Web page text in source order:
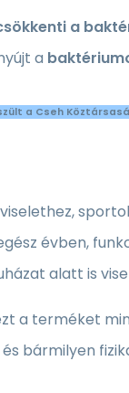
a
a
a Cseh
évben,
alatt is
a terméket
bármilyen